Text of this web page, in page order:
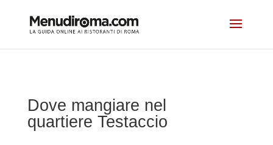
Dove mangiare nel
quartiere Testaccio